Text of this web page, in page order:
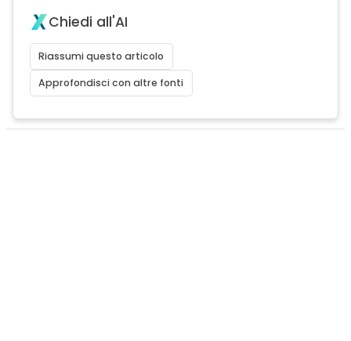
Chiedi all'AI
Riassumi questo articolo
Approfondisci con altre fonti